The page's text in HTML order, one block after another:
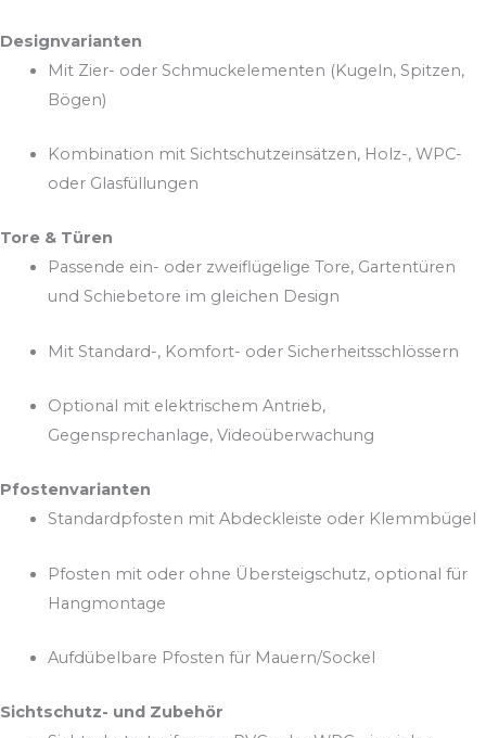
Designvarianten
Mit Zier- oder Schmuckelementen (Kugeln, Spitzen,
Bögen)
Kombination mit Sichtschutzeinsätzen, Holz-, WPC-
oder Glasfüllungen
Tore & Türen
Passende ein- oder zweiflügelige Tore, Gartentüren
und Schiebetore im gleichen Design
Mit Standard-, Komfort- oder Sicherheitsschlössern
Optional mit elektrischem Antrieb,
Gegensprechanlage, Videoüberwachung
Pfostenvarianten
Standardpfosten mit Abdeckleiste oder Klemmbügel
Pfosten mit oder ohne Übersteigschutz, optional für
Hangmontage
Aufdübelbare Pfosten für Mauern/Sockel
Sichtschutz- und Zubehör